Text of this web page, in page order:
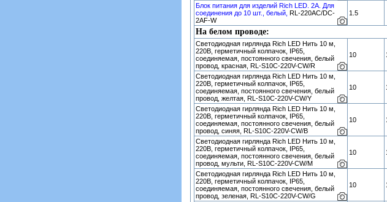
Блок питания для изделий Rich LED. 2А. Для
соединения до 10 шт., белый, RL-220AC/DC-
2AF-W
1.5
На белом проводе:
Светодиодная гирлянда Rich LED Нить 10 м,
220В, герметичный колпачок, IP65,
соединяемая, постоянного свечения, белый
провод, красная, RL-S10C-220V-CW/R
10
Светодиодная гирлянда Rich LED Нить 10 м,
220В, герметичный колпачок, IP65,
соединяемая, постоянного свечения, белый
провод, желтая, RL-S10C-220V-CW/Y
10
Светодиодная гирлянда Rich LED Нить 10 м,
220В, герметичный колпачок, IP65,
соединяемая, постоянного свечения, белый
провод, синяя, RL-S10C-220V-CW/B
10
Светодиодная гирлянда Rich LED Нить 10 м,
220В, герметичный колпачок, IP65,
соединяемая, постоянного свечения, белый
провод, мульти, RL-S10C-220V-CW/M
10
Светодиодная гирлянда Rich LED Нить 10 м,
220В, герметичный колпачок, IP65,
соединяемая, постоянного свечения, белый
провод, зеленая, RL-S10C-220V-CW/G
10